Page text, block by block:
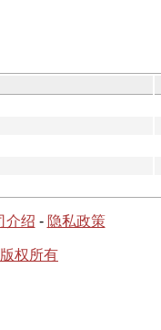
介绍 - 隐私政策
版权所有